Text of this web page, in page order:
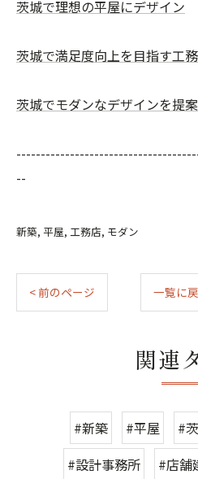
茨城で理想の平屋にデザイン
茨城で満足度向上を目指す工
茨城でモダンなデザインを提案
--
新築 平屋 工務店 モダン
< 前のページ 一覧に
関連
#新築 #平屋 #
#設計事務所
#店舗